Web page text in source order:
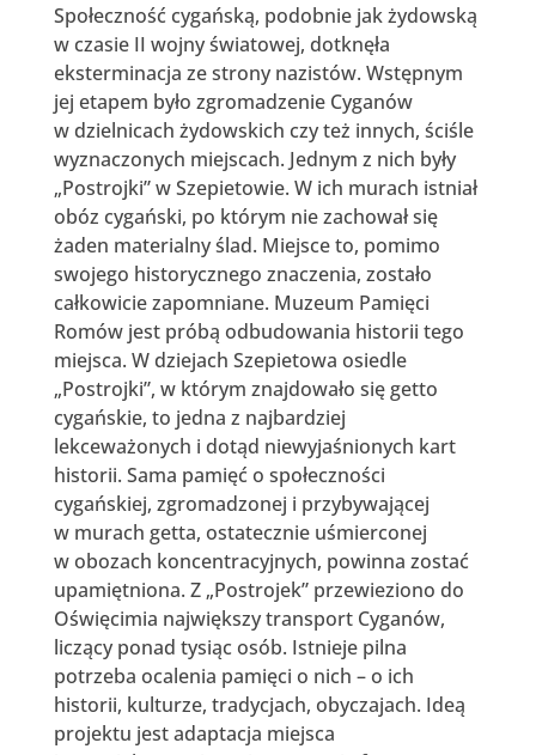
Społeczność cygańską, podobnie jak żydowską
w czasie II wojny światowej, dotknęła
eksterminacja ze strony nazistów. Wstępnym
jej etapem było zgromadzenie Cyganów
w dzielnicach żydowskich czy też innych, ściśle
wyznaczonych miejscach. Jednym z nich były
„Postrojki” w Szepietowie. W ich murach istniał
obóz cygański, po którym nie zachował się
żaden materialny ślad. Miejsce to, pomimo
swojego historycznego znaczenia, zostało
całkowicie zapomniane. Muzeum Pamięci
Romów jest próbą odbudowania historii tego
miejsca. W dziejach Szepietowa osiedle
„Postrojki”, w którym znajdowało się getto
cygańskie, to jedna z najbardziej
lekceważonych i dotąd niewyjaśnionych kart
historii. Sama pamięć o społeczności
cygańskiej, zgromadzonej i przybywającej
w murach getta, ostatecznie uśmierconej
w obozach koncentracyjnych, powinna zostać
upamiętniona. Z „Postrojek” przewieziono do
Oświęcimia największy transport Cyganów,
liczący ponad tysiąc osób. Istnieje pilna
potrzeba ocalenia pamięci o nich – o ich
historii, kulturze, tradycjach, obyczajach. Ideą
projektu jest adaptacja miejsca